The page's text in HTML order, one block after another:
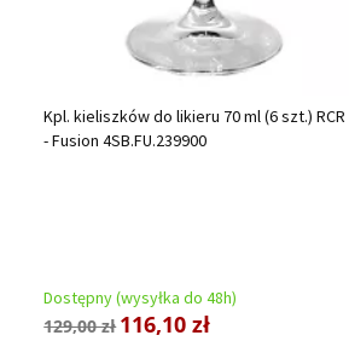
Kpl. kieliszków do likieru 70 ml (6 szt.) RCR
- Fusion 4SB.FU.239900
Dostępny (wysyłka do 48h)
129,00 zł116,10 zł